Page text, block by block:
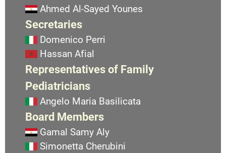
Ahmed Al-Sayed Younes
Secretaries
Domenico Perri
Hassan Afial
Representatives of Family
Pediatricians
Angelo Maria Basilicata
Board Members
Gamal Samy Aly
Simonetta Cherubini